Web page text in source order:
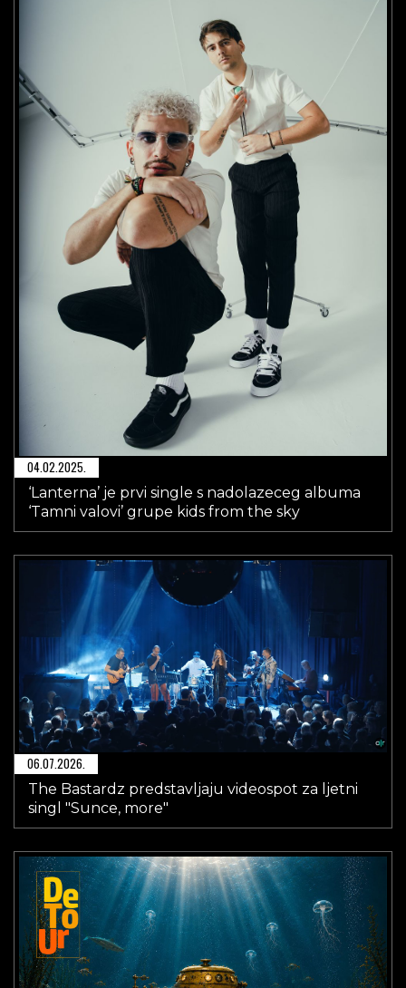
04.02.2025.
‘Lanterna’ je prvi single s nadolazeceg albuma
‘Tamni valovi’ grupe kids from the sky
06.07.2026.
The Bastardz predstavljaju videospot za ljetni
singl "Sunce, more"